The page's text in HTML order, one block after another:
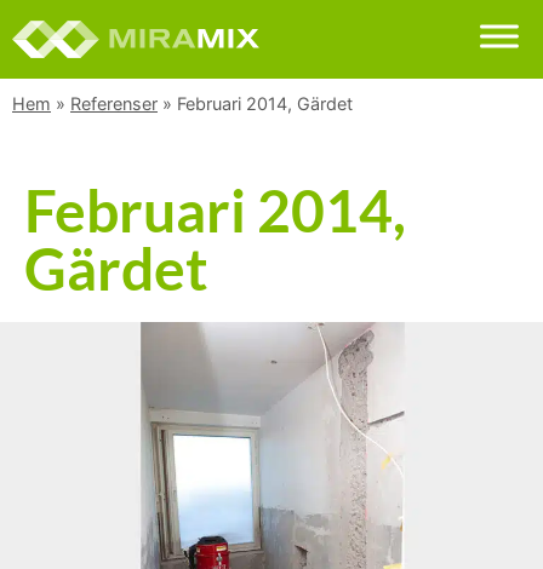
Hem » Referenser » Februari 2014, Gärdet
Februari 2014,
Gärdet